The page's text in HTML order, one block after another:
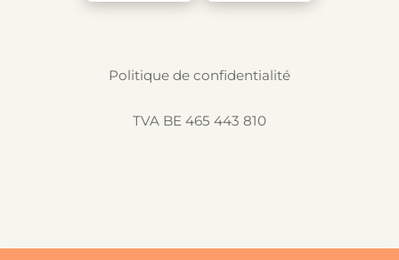
Politique de confidentialité
TVA BE 465 443 810